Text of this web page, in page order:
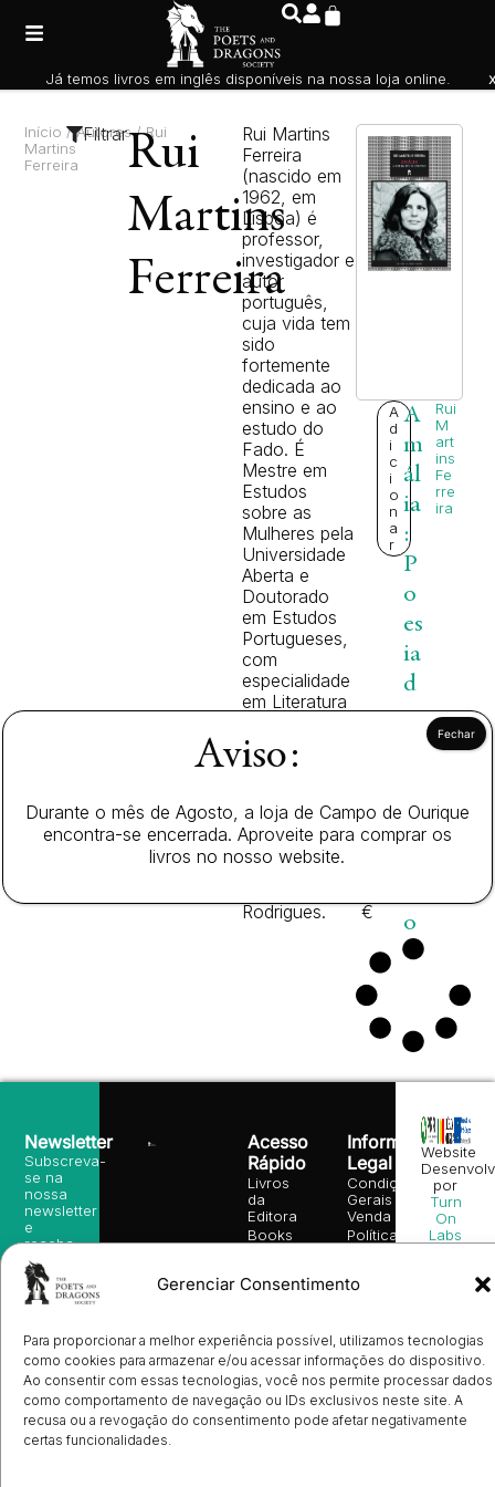
Gerenciar Consentimento
Para proporcionar a melhor experiência possível, utilizamos tecnologias
como cookies para armazenar e/ou acessar informações do dispositivo.
Ao consentir com essas tecnologias, você nos permite processar dados
como comportamento de navegação ou IDs exclusivos neste site. A
recusa ou a revogação do consentimento pode afetar negativamente
certas funcionalidades.
Início / Autores / Rui
Martins
Ferreira
FiltrarRui
Martins
Ferreira
Rui Martins
Ferreira
(nascido em
1962, em
Lisboa) é
professor,
investigador e
autor
português,
cuja vida tem
sido
fortemente
dedicada ao
ensino e ao
estudo do
Fado. É
Mestre em
Estudos
sobre as
Mulheres pela
Universidade
Aberta e
Doutorado
em Estudos
Portugueses,
com
especialidade
em Literatura
destacando-
se como um
especialistas
na obra e no
universo
poético de
Rodrigues.
2
,
0
€
A
d
i
c
i
o
n
a
r
A
m
ál
ia
:
P
o
es
ia
d
o
c
o
o
Rui
M
art
ins
Fe
rre
ira
info@poetsandragons.com
Infantil
Adulto
Bookshop
Acesso
Rápido
Livros
da
Editora
Books
Autores
Ulysses
Sobre
Nós
Contactos
Envio
de
Manuscritos
Informação
Legal
Condições
Gerais de
Venda
Política de
de
Livro de
Reclamações
Eletrónico
Newsletter
Subscreva-
se na
nossa
newsletter
e
receba
as
nossas
sugestões
de
novidades
sobre
lançamentos,
exclusivas
e
avisos
Website
por
Turn
On
Labs
Já temos livros em inglês disponíveis na nossa loja online.
Aviso:
Durante o mês de Agosto, a loja de Campo de Ourique
encontra-se encerrada. Aproveite para comprar os
livros no nosso website.